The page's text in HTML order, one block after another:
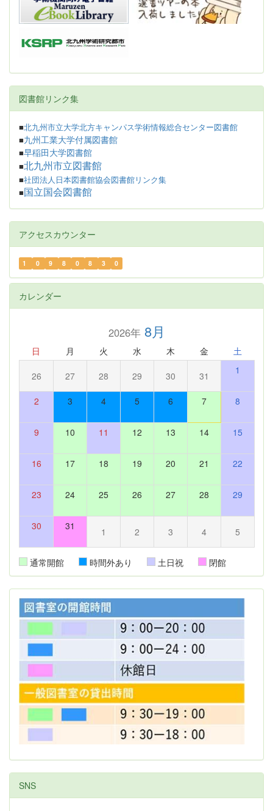
図書館リンク集
■北九州市立大学北方キャンパス学術情報総合センター図書館
■九州工業大学付属図書館
■早稲田大学図書館
■北九州市立図書館
■社団法人日本図書館協会図書館リンク集
■ 国立国会図書館
アクセスカウンター
1 0 9 8 0 8 3 0
カレンダー
2026年8月
日 月 火 水 木 金 土
26 27 28 29 30 31 1
2 3 4 5 6 7 8
9 10 11 12 13 14 15
16 17 18 19 20 21 22
23 24 25 26 27 28 29
30 31 1 2 3 4 5
通常開館 時間外あり 土日祝 閉館
SNS